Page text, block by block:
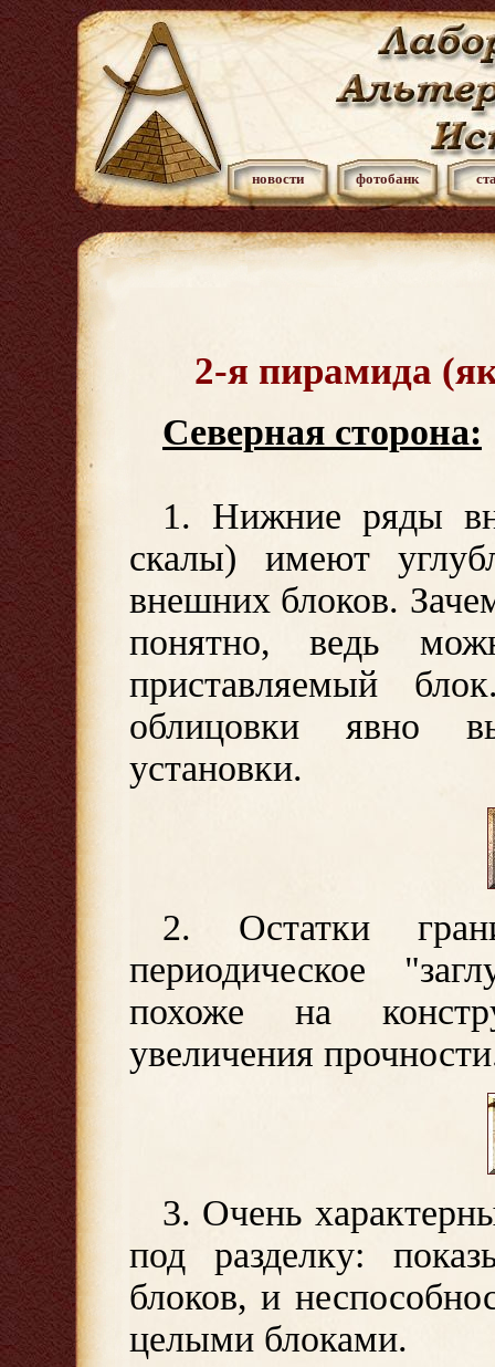
новости фотобанк
2-я пирамида
Северная сторона:
1. Нижние ряды
скалы) имеют
внешних блоков.
понятно, ведь
приставляемый
облицовки явно
установки.
2. Остатки
периодическое
похоже на
увеличения
3. Очень
под разделку:
блоков, и
целыми блоками.